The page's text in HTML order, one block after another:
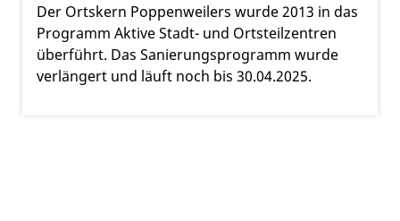
Der Ortskern Poppenweilers wurde 2013 in das
Programm Aktive Stadt- und Ortsteilzentren
überführt. Das Sanierungsprogramm wurde
verlängert und läuft noch bis 30.04.2025.